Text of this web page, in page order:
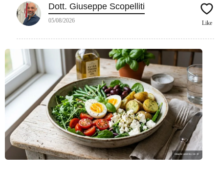
Dott. Giuseppe Scopelliti
05/08/2026 Like